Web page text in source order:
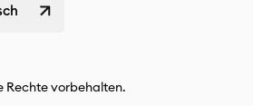
Rechte vorbehalten.